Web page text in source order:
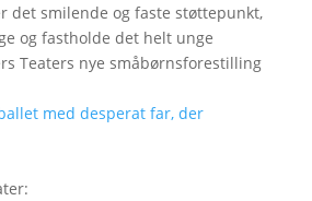
det smilende og faste støttepunkt,
og fastholde det helt unge
Teaters nye småbørnsforestilling
: